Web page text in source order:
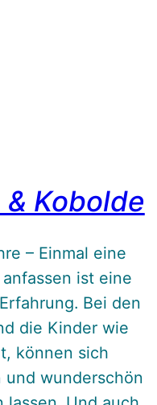
& Kobolde
– Einmal eine
ist eine
Bei den
die Kinder wie
können sich
und wunderschön